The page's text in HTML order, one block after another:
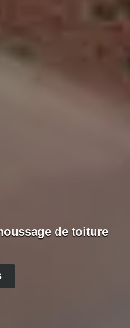
de toiture